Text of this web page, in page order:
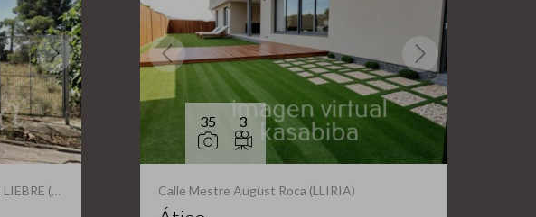
Urbanización SAN GERARDO, CALLE LIEBRE (LLIRIA)
35 3
Calle Mestre August Roca (LLIRIA)